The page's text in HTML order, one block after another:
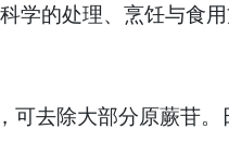
的处理、烹饪与食用
除大部分原蕨苷。